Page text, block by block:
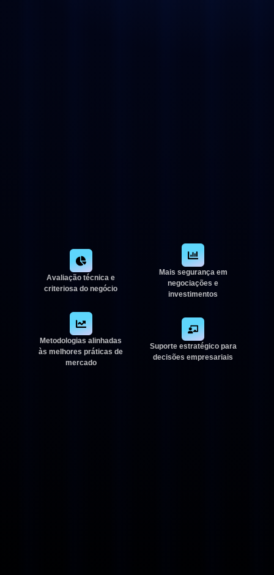
Avaliação técnica e
criteriosa do negócio
Mais segurança em
negociações e
investimentos
Metodologias alinhadas
às melhores práticas de
mercado
Suporte estratégico para
decisões empresariais